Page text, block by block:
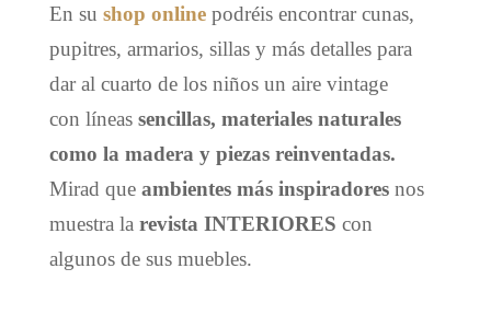
En su shop onlinepodréisencontrar cunas,
pupitres, armarios, sillas y más detalles para
dar al cuarto de los niños un aire vintage
con líneas sencillas, materiales naturales
como la madera y piezas reinventadas.
Mirad queambientes más inspiradoresnos
muestra la revista INTERIORES con
algunos de sus muebles.